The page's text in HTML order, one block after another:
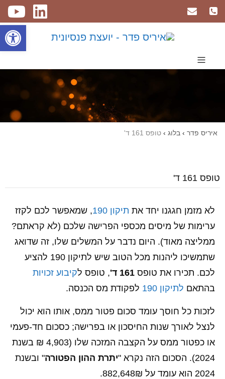
איריס פדר › בלוג › טופס 161 ד'
טופס 161 ד'
לא מזמן חגגנו יחד את תיקון 190
, שמאפשר לכם לקזז
ערימות של מיסים מכספי הפרישה שלכם (לא קראתם?
ממליצה מאוד). היום נדבר על המשלים שלו, זה שדואג
שתמשיכו ליהנות מכל הטוב שיש לתיקון 190 להציע
לכם. תכירו את טופס 161 ד' , טופס לקיבוע זכויות
בהתאם לתיקון 190 לפקודת מס הכנסה.
לזכות כל חוסך עומד סכום פטור ממס, אותו הוא יכול
לנצל לאורך שנות החיסכון או בפרישה; כסכום חד-פעמי
או כפטור ממס על הקצבה המזכה שלו (4,903 ₪ בשנת
2024). הסכום הזה נקרא "
יתרת ההון הפטורה" ובשנת
2024 הוא עומד על 882,648₪.